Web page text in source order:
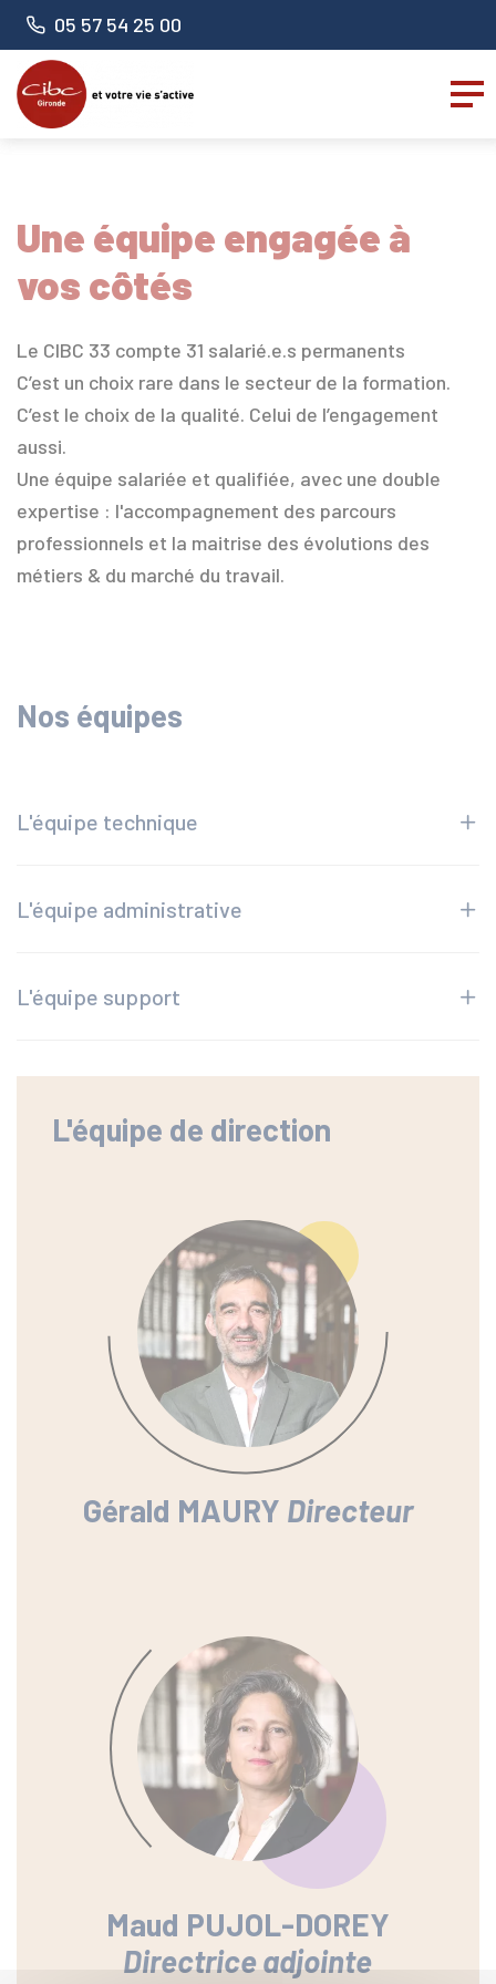
Numéro de téléphone :
05 57 54 25 00
Une équipe engagée à
vos côtés
Le CIBC 33 compte 31 salarié.e.s permanents
C’est un choix rare dans le secteur de la formation.
C’est le choix de la qualité. Celui de l’engagement
aussi.
Une équipe salariée et qualifiée, avec une double
expertise : l'accompagnement des parcours
professionnels et la maitrise des évolutions des
métiers & du marché du travail.
Nos équipes
L'équipe technique
L'équipe administrative
L'équipe support
L'équipe de direction
Gérald MAURY Directeur
Maud PUJOL-DOREY
Directrice adjointe
Panneau de gestion des cookies